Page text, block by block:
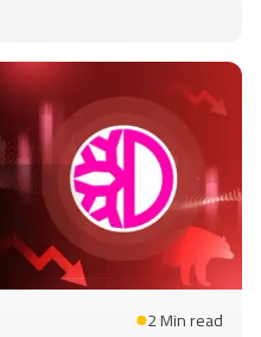
2 Minread